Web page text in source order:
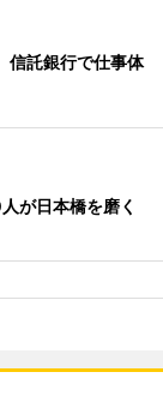
託銀行で仕事体
が日本橋を磨く